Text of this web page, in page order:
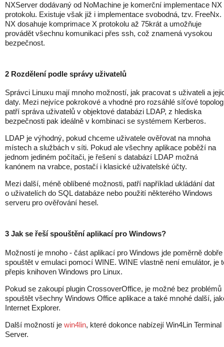
NXServer dodávaný od NoMachine je komerční implementace NX
protokolu. Existuje však již i implementace svobodná, tzv. FreeNx.
NX dosahuje komprimace X protokolu až 75krát a umožňuje
provádět všechnu komunikaci přes ssh, což znamená vysokou
bezpečnost.
2 Rozdělení podle správy uživatelů
Správci Linuxu mají mnoho možností, jak pracovat s uživateli a
daty. Mezi nejvíce pokrokové a vhodné pro rozsáhlé síťové
patří správa uživatelů v objektové databázi LDAP, z hlediska
bezpečnosti pak ideálně v kombinaci se systémem Kerberos.
LDAP je výhodný, pokud chceme uživatele ověřovat na mnoha
místech a službách v síti. Pokud ale všechny aplikace poběží na
jednom jediném počítači, je řešení s databází LDAP možná
kanónem na vrabce, postačí i klasické uživatelské účty.
Mezi další, méně oblíbené možnosti, patří například ukládání dat
o uživatelích do SQL databáze nebo použití některého Windows
serveru pro ověřování hesel.
3 Jak se řeší spouštění aplikací pro Windows?
Možností je mnoho - část aplikací pro Windows jde poměrně dobře
spouštět v emulaci pomocí WINE. WINE vlastně není emulátor, je
přepis knihoven Windows pro Linux.
Pokud se zakoupí plugin CrossoverOffice, je možné bez problémů
spouštět všechny Windows Office aplikace a také mnohé další,
Internet Explorer.
Další možností je win4lin, které dokonce nabízejí Win4Lin Terminal
Server.